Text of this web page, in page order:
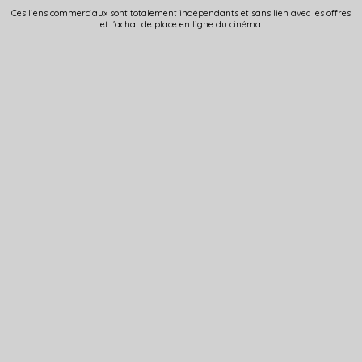
Ces liens commerciaux sont totalement indépendants et sans lien avec les offres
et l'achat de place en ligne du cinéma.